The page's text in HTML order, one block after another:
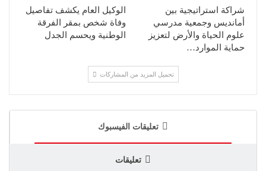
شراكة استراتيجية بين
أمانديس وجمعية مدرسي
علوم الحياة والأرض لتعزيز
حماية الموارد…
الوكيل العام يكشف تفاصيل
وفاة شخص بمقر الفرقة
الوطنية ويحسم الجدل
تحميل المزيد من المشاركات
تعليقات الفيسبوك
تعليقات